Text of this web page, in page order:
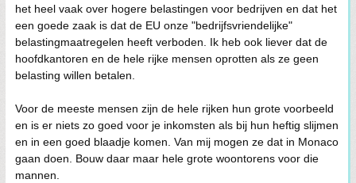
het heel vaak over hogere belastingen voor bedrijven en dat het
een goede zaak is dat de EU onze "bedrijfsvriendelijke"
belastingmaatregelen heeft verboden. Ik heb ook liever dat de
hoofdkantoren en de hele rijke mensen oprotten als ze geen
belasting willen betalen.
Voor de meeste mensen zijn de hele rijken hun grote voorbeeld
en is er niets zo goed voor je inkomsten als bij hun heftig slijmen
en in een goed blaadje komen. Van mij mogen ze dat in Monaco
gaan doen. Bouw daar maar hele grote woontorens voor die
mannen.